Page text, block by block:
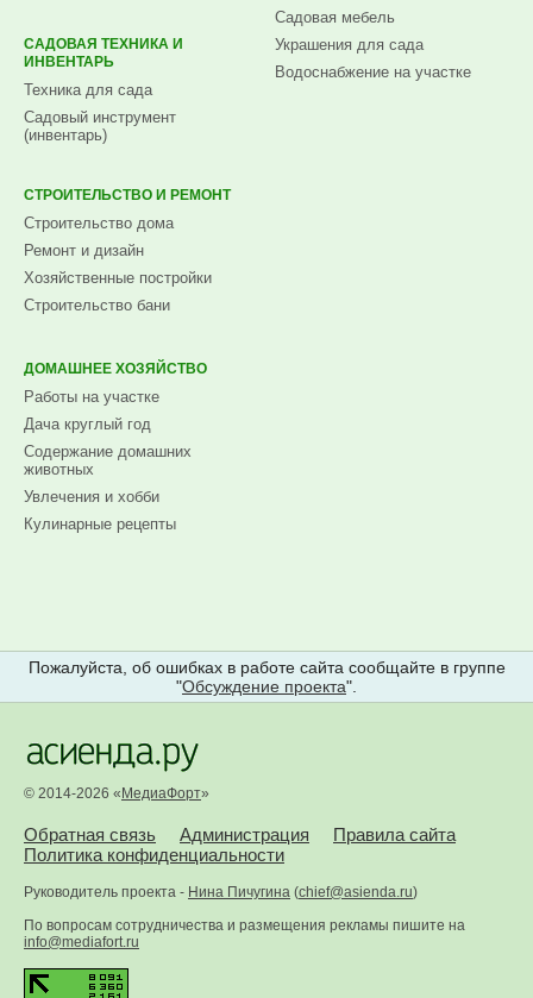
САДОВАЯ ТЕХНИКА И
ИНВЕНТАРЬ
Техника для сада
Садовый инструмент
(инвентарь)
Садовая мебель
Украшения для сада
Водоснабжение на участке
СТРОИТЕЛЬСТВО И РЕМОНТ
Строительство дома
Ремонт и дизайн
Хозяйственные постройки
Строительство бани
ДОМАШНЕЕ ХОЗЯЙСТВО
Работы на участке
Дача круглый год
Содержание домашних
животных
Увлечения и хобби
Кулинарные рецепты
Пожалуйста, об ошибках в работе сайта сообщайте в группе
"Обсуждение проекта".
© 2014-2026 «МедиаФорт»
Обратная связь Администрация
Правила сайта
Политика конфиденциальности
Руководитель проекта - Нина Пичугина (chief@asienda.ru)
По вопросам сотрудничества и размещения рекламы пишите на
info@mediafort.ru